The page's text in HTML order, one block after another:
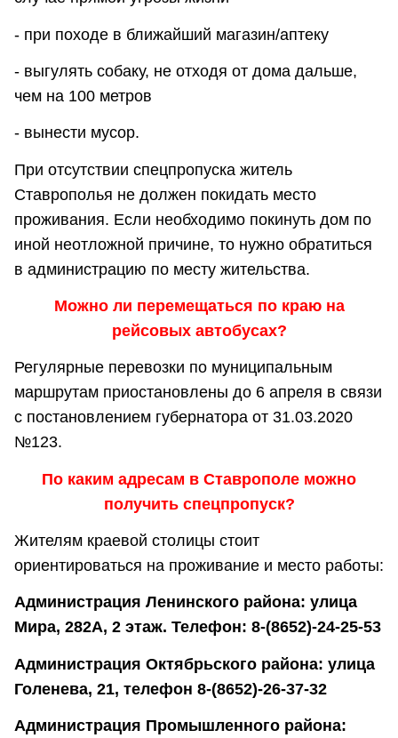
- при походе в ближайший магазин/аптеку
- выгулять собаку, не отходя от дома дальше,
чем на 100 метров
- вынести мусор.
При отсутствии спецпропуска житель
Ставрополья не должен покидать место
проживания. Если необходимо покинуть дом по
иной неотложной причине, то нужно обратиться
в администрацию по месту жительства.
Можно ли перемещаться по краю на
рейсовых автобусах?
Регулярные перевозки по муниципальным
маршрутам приостановлены до 6 апреля в связи
с постановлением губернатора от 31.03.2020
№123.
По каким адресам в Ставрополе можно
получить спецпропуск?
Жителям краевой столицы стоит
ориентироваться на проживание и место работы:
Администрация Ленинского района: улица
Мира, 282А, 2 этаж. Телефон: 8-(8652)-24-25-53
Администрация Октябрьского района: улица
Голенева, 21, телефон 8-(8652)-26-37-32
Администрация Промышленного района: